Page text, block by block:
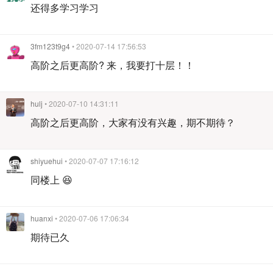
还得多学习学习
3fm123t9g4• 2020-07-14 17:56:53
高阶之后更高阶? 来，我要打十层！！
hulj • 2020-07-10 14:31:11
高阶之后更高阶，大家有没有兴趣，期不期待？
shiyuehui • 2020-07-07 17:16:12
同楼上 😆
huanxi • 2020-07-06 17:06:34
期待已久